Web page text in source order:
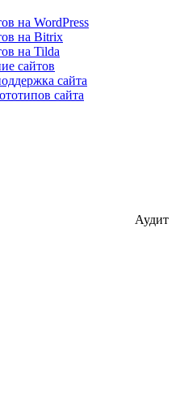
на WordPress
на Bitrix
на Tilda
сайтов
сайта
сайта
Аудит